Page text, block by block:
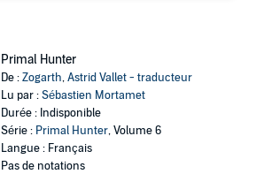
Primal Hunter
De :Zogarth,Astrid Vallet - traducteur
Lu par :Sébastien Mortamet
Durée : Indisponible
Série : Primal Hunter, Volume 6
Langue : Français
Pas de notations